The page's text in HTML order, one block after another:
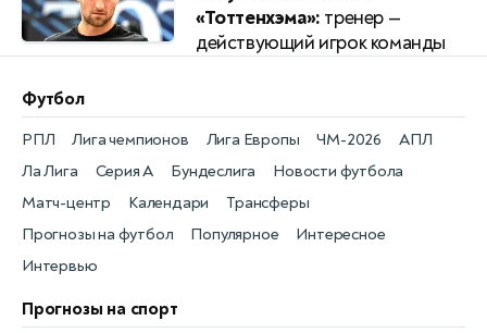
«Тоттенхэма»: тренер —
действующий игрок команды
Футбол
Новости футбола
РПЛ
Матч-центр
Лига чемпионов
Календари
Лига Европы
Трансферы
ЧМ-2026
Прогнозы на футбол
АПЛ
Популярное
Ла Лига
Интересное
Серия А
Интервью
Бундеслига
Прогнозы на спорт